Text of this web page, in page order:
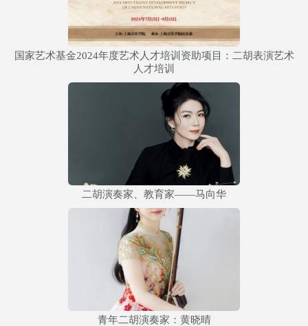
国家艺术基金2024年度艺术人才培训资助项目：二胡表演艺术
人才培训
二胡演奏家、教育家——马向华
青年二胡演奏家：黄晓晴